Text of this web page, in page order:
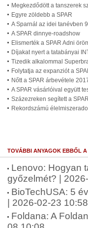
Megkezdődött a tanszerek
Egyre zöldebb a SPAR
A Sparnál az idei tanévben
A SPAR dinnye-roadshow
Elismerték a SPAR Adni
Díjakat nyert a tatabányai
Tizedik alkalommal
Folytatja az expanziót a
Nőtt a SPAR árbevétele
A SPAR vásárlóival együtt
Százezreken segített a SPAR
Rekordszámú
TOVÁBBI ANYAGOK EBBŐL
Lenovo: Hogyan
győzelmét? |
BioTechUSA: 5
| 2026-02-23 10:58
Foldana: A